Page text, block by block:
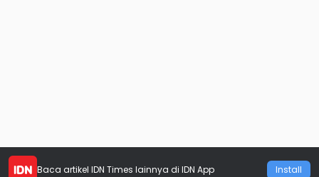
Baca artikel IDN Times lainnya di IDN App Install